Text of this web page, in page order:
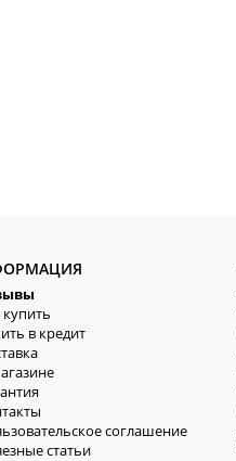
купить
в кредит
соглашение
статьи